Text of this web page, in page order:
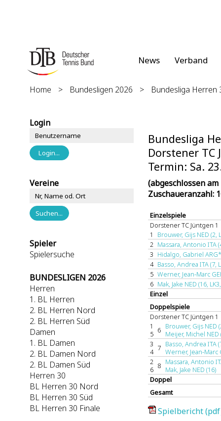
News Verband
Home > Bundesligen 2026 > Bundesliga Herren
Login
Vereine
Spieler
Spielersuche
BUNDESLIGEN 2026
Herren
1. BL Herren
2. BL Herren Nord
2. BL Herren Süd
Damen
1. BL Damen
2. BL Damen Nord
2. BL Damen Süd
Herren 30
BL Herren 30 Nord
BL Herren 30 Süd
BL Herren 30 Finale
Bundesliga
Dorstener TC
Termin: Sa.
(abgeschlossen am
Zuschaueranzahl:
Einzelspiele
Dorstener TC Jüntgen 1
1
Brouwer, Gijs NED (2,
2 Massara, Antonio ITA
3 Hidalgo, Gabriel ARG*
4 Basso, Andrea ITA (7,
5 Werner, Jean-Marc
6 Mak, Jake NED (16,
Einzel
Doppelspiele
Dorstener TC Jüntgen 1
1
5 6 Brouwer, Gijs NED
Meijer, Michel NED
3
4 7 Basso, Andrea ITA
Werner, Jean-Marc
2
6 8 Massara, Antonio
Mak, Jake NED (16)
Doppel
Gesamt
Spielbericht